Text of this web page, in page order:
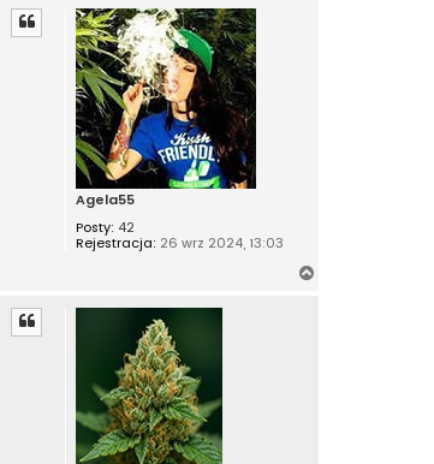
Agela55
Posty: 42
Rejestracja: 26 wrz 2024, 13:03